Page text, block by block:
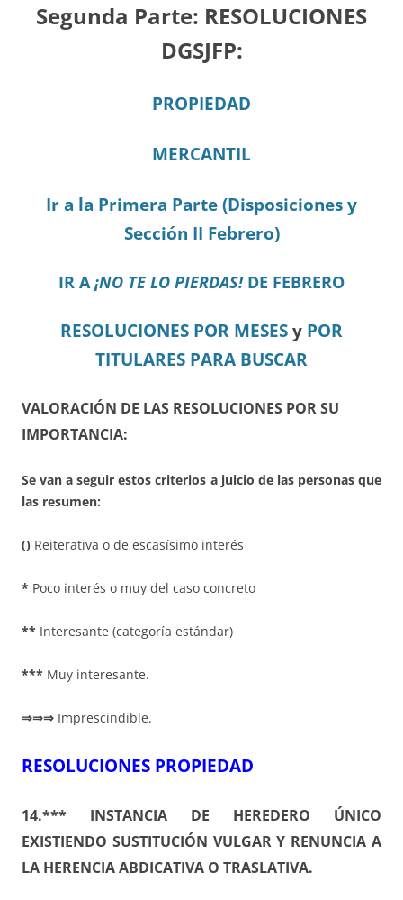
Segunda Parte: RESOLUCIONES
DGSJFP:
PROPIEDAD
MERCANTIL
Ir a la Primera Parte (Disposiciones y
Sección II Febrero)
IR A¡NO TE LO PIERDAS!DE FEBRERO
RESOLUCIONES POR MESES y POR
TITULARES PARA BUSCAR
VALORACIÓN DE LAS RESOLUCIONES POR SU
IMPORTANCIA:
Se van a seguir estos criterios a juicio de las personas que
las resumen:
() Reiterativa o de escasísimo interés
* Poco interés o muy del caso concreto
** Interesante (categoría estándar)
*** Muy interesante.
⇒⇒⇒ Imprescindible.
RESOLUCIONES PROPIEDAD
14.*** INSTANCIA DE HEREDERO ÚNICO
EXISTIENDO SUSTITUCIÓN VULGAR Y RENUNCIA A
LA HERENCIA ABDICATIVA O TRASLATIVA.